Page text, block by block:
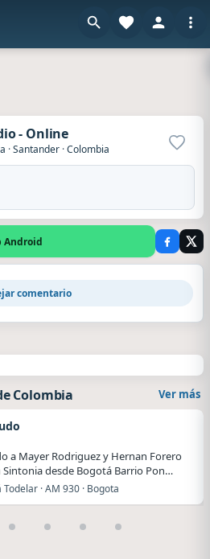
- Online
·Santander ·Colombia
Android
comentario
Colombia Ver más
a Mayer Rodriguez y Hernan Forero
Sintonia desde Bogotá Barrio Pon…
· AM 930 · Bogota